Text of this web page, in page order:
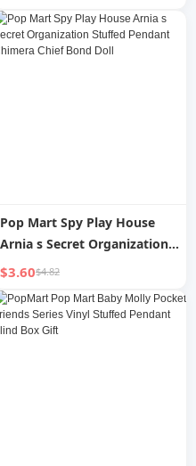
Mousemat Russian English
Vietnamese Version
Pop Mart Spy Play House
Arnia s Secret Organization
Stuffed Pendant Chimera
Chief Bond Doll
$3.60$4.82